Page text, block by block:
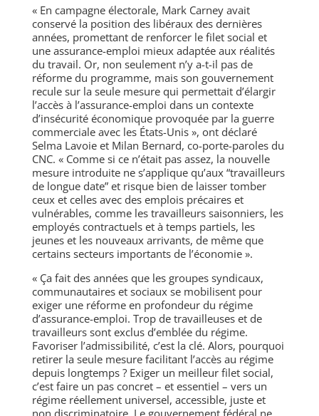
« En campagne électorale, Mark Carney avait
conservé la position des libéraux des dernières
années, promettant de renforcer le filet social et
une assurance-emploi mieux adaptée aux réalités
du travail. Or, non seulement n’y a-t-il pas de
réforme du programme, mais son gouvernement
recule sur la seule mesure qui permettait d’élargir
l’accès à l’assurance-emploi dans un contexte
d’insécurité économique provoquée par la guerre
commerciale avec les États-Unis », ont déclaré
Selma Lavoie et Milan Bernard, co-porte-paroles du
CNC. « Comme si ce n’était pas assez, la nouvelle
mesure introduite ne s’applique qu’aux “travailleurs
de longue date” et risque bien de laisser tomber
ceux et celles avec des emplois précaires et
vulnérables, comme les travailleurs saisonniers, les
employés contractuels et à temps partiels, les
jeunes et les nouveaux arrivants, de même que
certains secteurs importants de l’économie ».
« Ça fait des années que les groupes syndicaux,
communautaires et sociaux se mobilisent pour
exiger une réforme en profondeur du régime
d’assurance-emploi. Trop de travailleuses et de
travailleurs sont exclus d’emblée du régime.
Favoriser l’admissibilité, c’est la clé. Alors, pourquoi
retirer la seule mesure facilitant l’accès au régime
depuis longtemps ? Exiger un meilleur filet social,
c’est faire un pas concret – et essentiel – vers un
régime réellement universel, accessible, juste et
non discriminatoire. Le gouvernement fédéral ne